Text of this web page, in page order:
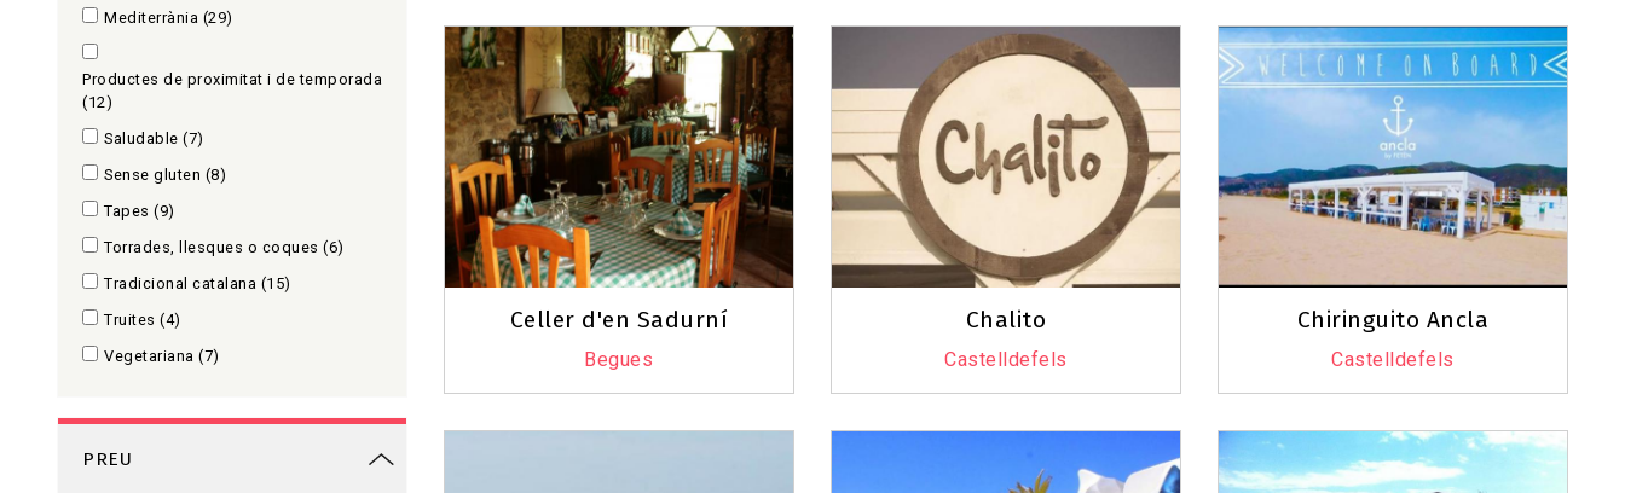
Celler d'en Sadurní
Begues
Chalito
Castelldefels
Chiringuito Ancla
Castelldefels
Mediterrània (29)
Productes de proximitat i de temporada
(12)
Saludable (7)
Sense gluten (8)
Tapes (9)
Torrades, llesques o coques (6)
Tradicional catalana (15)
Truites (4)
Vegetariana (7)
PREU